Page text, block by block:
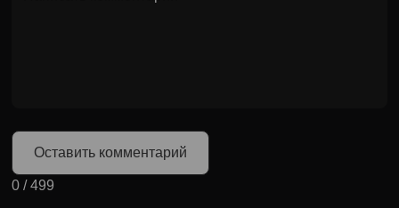
Оставить комментарий
0 /499